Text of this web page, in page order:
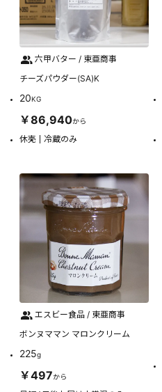
六甲バター / 東亜商事
チーズパウダー(SA)K
20KG
￥86,940から
休売 冷蔵のみ
エスビー食品 / 東亜商事
ボンヌママン マロンクリーム
225g
￥497から